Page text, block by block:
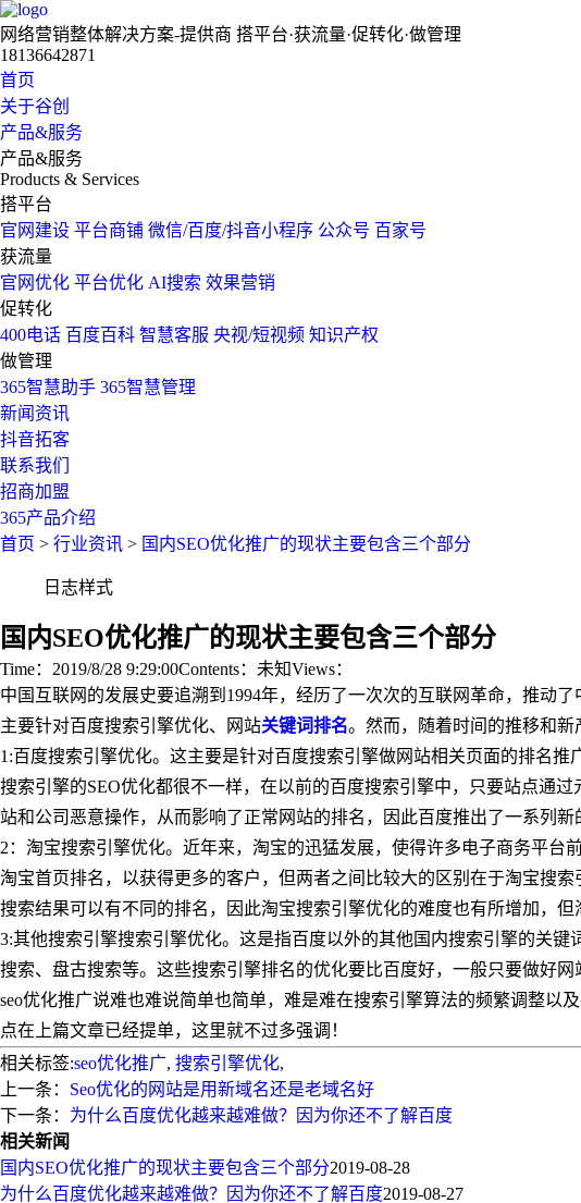
网络营销整体解决方案-提供商 搭平台·获流量·促转化·做管理
18136642871
首页
关于谷创
产品&服务
产品&服务
Products & Services
搭平台
官网建设 平台商铺 微信/百度/抖音小程序 公众号 百家号
获流量
官网优化 平台优化 AI搜索 效果营销
促转化
400电话 百度百科 智慧客服 央视/短视频 知识产权
做管理
365智慧助手 365智慧管理
新闻资讯
抖音拓客
联系我们
招商加盟
365产品介绍
首页 > 行业资讯 > 国内SEO优化推广的现状主要包含三个部分
日志样式
国内SEO优化推广的现状主要包含三个部分
Time：2019/8/28 9:29:00Contents：未知Views：
中国互联网的发展史要追溯到1994年，经历了一次次的互联网革命，推动
主要针对百度搜索引擎优化、网站关键词排名。然而，随着时间的推移和
1:百度搜索引擎优化。这主要是针对百度搜索引擎做网站相关页面的排名
搜索引擎的SEO优化都很不一样，在以前的百度搜索引擎中，只要站点通
站和公司恶意操作，从而影响了正常网站的排名，因此百度推出了一系列
2 ：淘宝搜索引擎优化。近年来，淘宝的迅猛发展，使得许多电子商务平台
淘宝首页排名，以获得更多的客户，但两者之间比较大的区别在于淘宝搜
搜索结果可以有不同的排名，因此淘宝搜索引擎优化的难度也有所增加，
3:其他搜索引擎搜索引擎优化。这是指百度以外的其他国内搜索引擎的关
搜索、盘古搜索等。这些搜索引擎排名的优化要比百度好，一般只要做好
seo优化推广说难也难说简单也简单，难是难在搜索引擎算法的频繁调整以
点在上篇文章已经提单，这里就不过多强调！
相关标签:seo优化推广, 搜索引擎优化,
上一条： Seo优化的网站是用新域名还是老域名好
下一条： 为什么百度优化越来越难做？因为你还不了解百度
相关新闻
国内SEO优化推广的现状主要包含三个部分2019-08-28
为什么百度优化越来越难做？因为你还不了解百度2019-08-27